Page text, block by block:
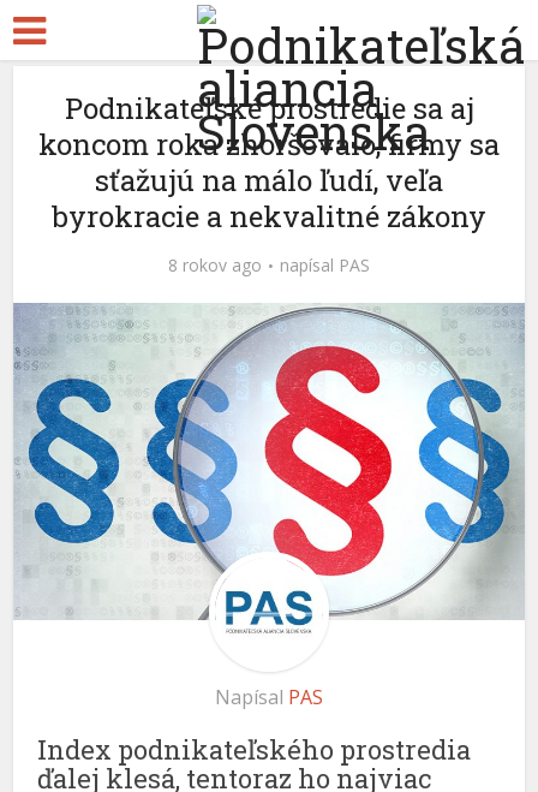
Podnikateľské prostredie sa aj
koncom roka zhoršovalo, firmy sa
sťažujú na málo ľudí, veľa
byrokracie a nekvalitné zákony
8 rokov ago napísal PAS
Napísal PAS
Index podnikateľského prostredia
ďalej klesá, tentoraz ho najviac